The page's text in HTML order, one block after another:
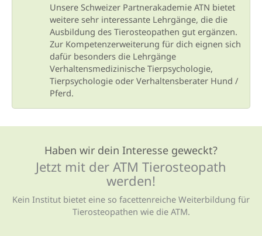
Unsere Schweizer Partnerakademie ATN bietet
weitere sehr interessante Lehrgänge, die die
Ausbildung des Tierosteopathen gut ergänzen.
Zur Kompetenzerweiterung für dich eignen sich
dafür besonders die Lehrgänge
Verhaltensmedizinische Tierpsychologie,
Tierpsychologie oder Verhaltensberater Hund /
Pferd.
Haben wir dein Interesse geweckt?
Jetzt mit der ATM Tierosteopath
werden!
Kein Institut bietet eine so facettenreiche Weiterbildung für
Tierosteopathen wie die ATM.